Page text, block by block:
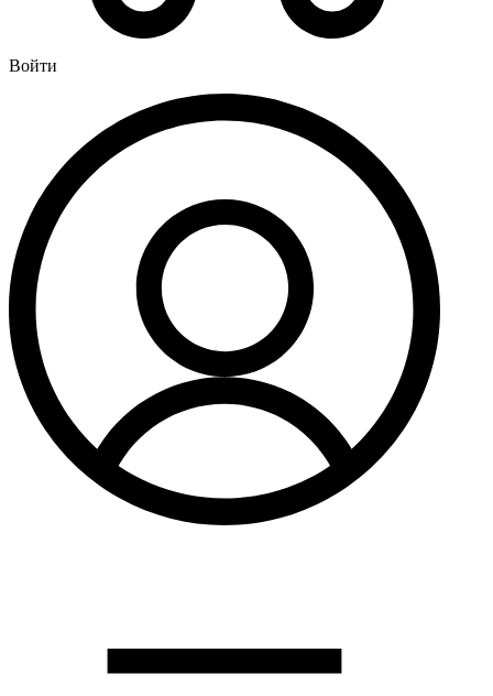
Войти
Водоподготовка
Магистральные фильтры для воды
Фильтры для воды под мойку
Водоснабжение
Кран шаровый
Крепеж для монтажных труб
Металлопластиковые трубы и фитинги (обжим евростандарт)
Развернуть
Душевые кабины и комплектующие
Душевые двери
Душевые кабины
Душевые перегородки
Развернуть (2)
Задвижки и комплектующие
Задвижки. краны шар. . фланцы
Канализация